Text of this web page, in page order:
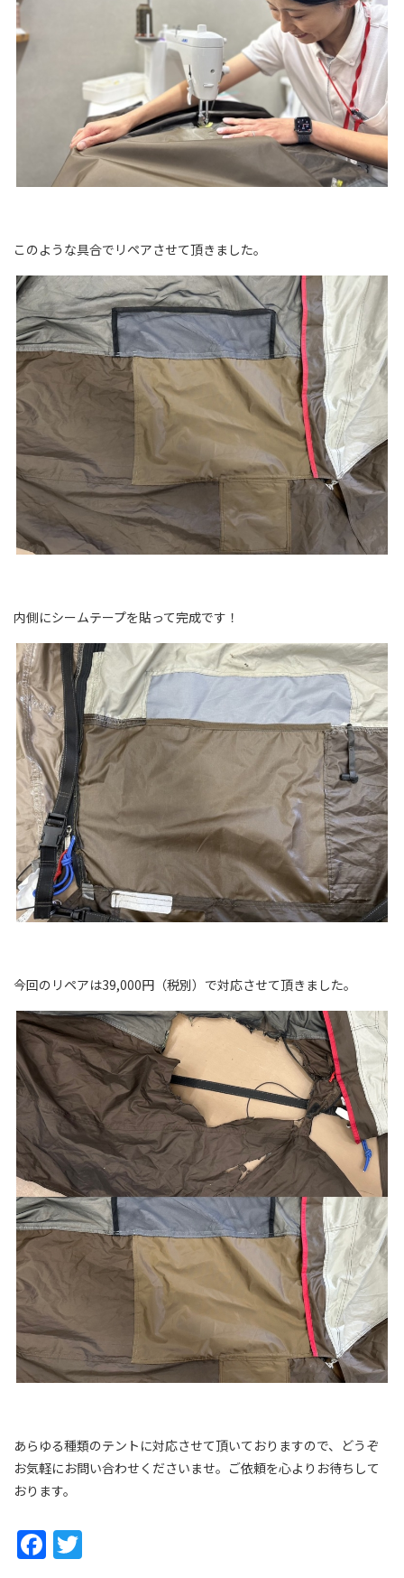
このような具合でリペアさせて頂きました。
内側にシームテープを貼って完成です！
今回のリペアは39,000円（税別）で対応させて頂きました。
あらゆる種類のテントに対応させて頂いておりますので、どうぞ
お気軽にお問い合わせくださいませ。ご依頼を心よりお待ちして
おります。
Facebook